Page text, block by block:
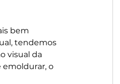
bem
tendemos
visual da
o